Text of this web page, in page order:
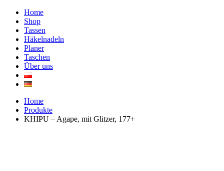
Home
Shop
Tassen
Häkelnadeln
Planer
Taschen
Über uns
Home
Produkte
KHIPU – Agape, mit Glitzer, 177+